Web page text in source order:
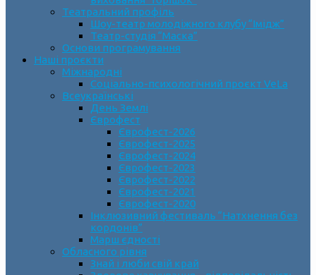
Театральний профіль
Шоу-театр молодіжного клубу “Імідж”
Театр-студія “Маска”
Основи програмування
Наші проєкти
Міжнародні
Соціально-психологічний проєкт VeLa
Всеукраїнські
День Землі
Єврофест
Єврофест-2026
Єврофест-2025
Єврофест-2024
Єврофест-2023
Єврофест-2022
Єврофест-2021
Єврофест-2020
Інклюзивний фестиваль “Натхнення без
кордонів”
Марш єдності
Обласного рівня
Знай і люби свій край